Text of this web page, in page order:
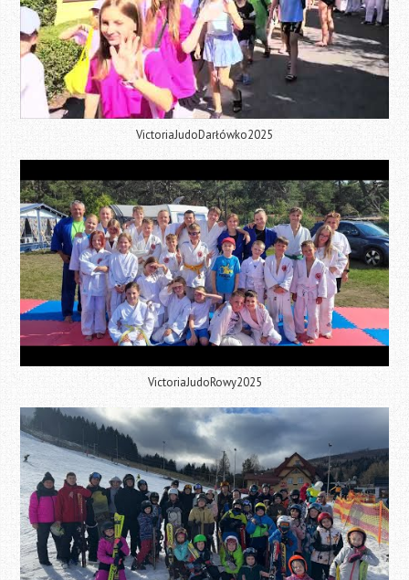
VictoriaJudoDarłówko2025
VictoriaJudoRowy2025